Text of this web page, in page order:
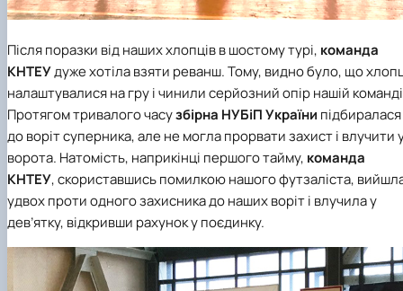
Після поразки від наших хлопців в шостому турі, команда
КНТЕУдуже хотіла взяти реванш. Тому, видно було, що
налаштувалися на гру і чинили серйозний опір нашій
Протягом тривалого часузбірна НУБіП України підбиралася
до воріт суперника, але не могла прорвати захист і влучити
ворота. Натомість, наприкінці першого тайму, команда
КНТЕУ, скориставшись помилкою нашого футзаліста,
удвох проти одного захисника до наших воріт і влучила у
дев’ятку, відкривши рахунок у поєдинку.